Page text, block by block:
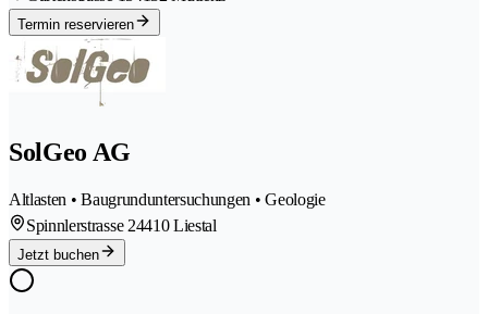
Termin reservieren
SolGeo AG
Altlasten • Baugrunduntersuchungen • Geologie
Spinnlerstrasse 24410 Liestal
Jetzt buchen